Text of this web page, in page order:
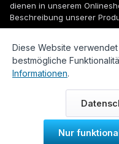
dienen in unserem
Beschreibung unserer
© 2026 WUH24.de - Weigel
Sanitärtechnik GmbH
Diese Website
bestmögliche
Informationen.
Nur